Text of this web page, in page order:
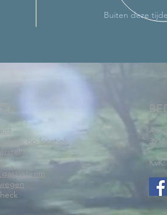
Buiten deze
(ook op locatie)